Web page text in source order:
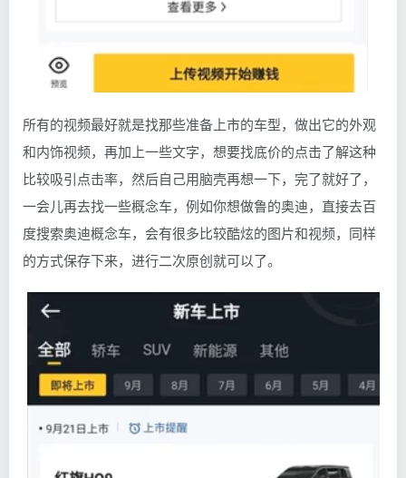
所有的视频最好就是找那些准备上市的车型，做出它的外观
和内饰视频，再加上一些文字，想要找底价的点击了解这种
比较吸引点击率，然后自己用脑壳再想一下，完了就好了，
一会儿再去找一些概念车，例如你想做鲁的奥迪，直接去百
度搜索奥迪概念车，会有很多比较酷炫的图片和视频，同样
的方式保存下来，进行二次原创就可以了。